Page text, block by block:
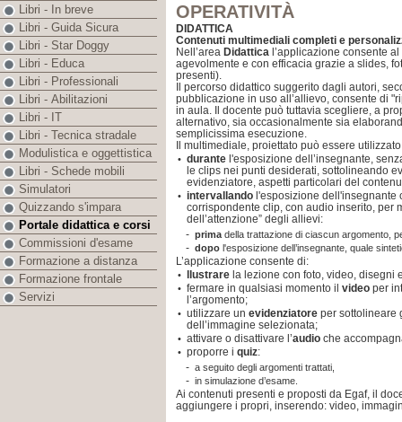
OPERATIVITÀ
DIDATTICA
Contenuti multimediali completi e
Nell’area Didattica l’applicazione consente
agevolmente e con efficacia grazie a slides,
presenti).
Il percorso didattico suggerito dagli autori,
pubblicazione in uso all’allievo, consente di
in aula. Il docente può tuttavia scegliere, a
alternativo, sia occasionalmente sia
semplicissima esecuzione.
Il multimediale, proiettato può essere
• durante l'esposizione dell’insegnante,
le clips nei punti desiderati, sottolineando
evidenziatore, aspetti particolari del
• intervallando l'esposizione dell'insegnante
corrispondente clip, con audio inserito, per
dell’attenzione” degli allievi:
- prima della trattazione di ciascun argomento,
- dopo l'esposizione dell’insegnante, quale
L’applicazione consente di:
• llustrare la lezione con foto, video, disegni
• fermare in qualsiasi momento il video per
l’argomento;
• utilizzare un evidenziatore per sottolineare
dell’immagine selezionata;
• attivare o disattivare l’audio che
• proporre i quiz:
- a seguito degli argomenti trattati,
- in simulazione d’esame.
Ai contenuti presenti e proposti da Egaf, il
aggiungere i propri, inserendo: video,
Libri - In breve
Libri - Guida Sicura
Libri - Star Doggy
Libri - Educa
Libri - Professionali
Libri - Abilitazioni
Libri - IT
Libri - Tecnica stradale
Modulistica e oggettistica
Libri - Schede mobili
Simulatori
Quizzando s'impara
Portale didattica e corsi
Commissioni d'esame
Formazione a distanza
Formazione frontale
Servizi